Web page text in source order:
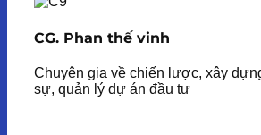
CG. Phan thế vinh
Chuyên gia về chiến lược, xây
sự, quản lý dự án đầu tư